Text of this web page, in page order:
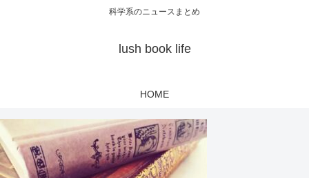
科学系のニュースまとめ
lush book life
HOME